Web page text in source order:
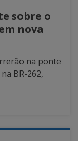
sobre o
nova
na ponte
BR-262,